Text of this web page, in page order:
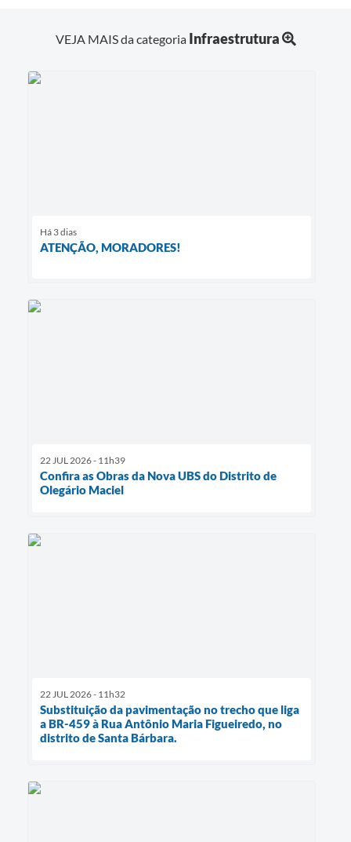
VEJA MAIS da categoria Infraestrutura
Há 3 dias
ATENÇÃO, MORADORES!
22 JUL 2026 - 11h39
Confira as Obras da Nova UBS do Distrito de
Olegário Maciel
22 JUL 2026 - 11h32
Substituição da pavimentação no trecho que liga
a BR-459 à Rua Antônio Maria Figueiredo, no
distrito de Santa Bárbara.